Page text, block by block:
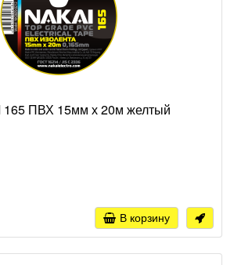
165 ПВХ 15мм х 20м желтый
В корзину